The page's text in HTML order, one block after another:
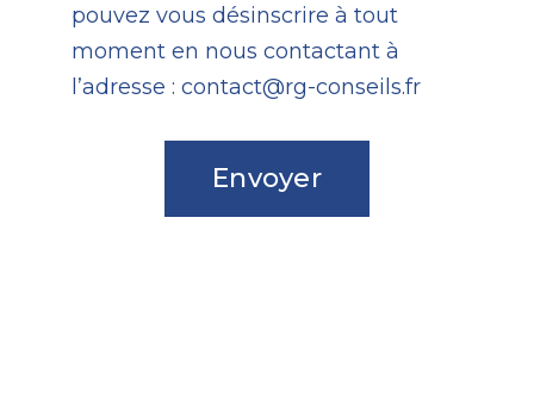
pouvez vous désinscrire à tout
moment en nous contactant à
l’adresse : contact@rg-conseils.fr
Envoyer